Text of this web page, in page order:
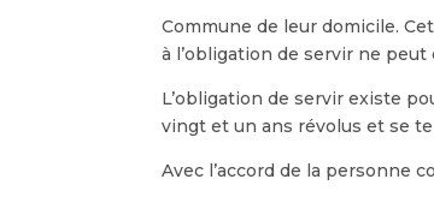
Commune de leur domicile.
à l’obligation de servir ne
L’obligation de servir existe
vingt et un ans révolus et se
Avec l’accord de la personne